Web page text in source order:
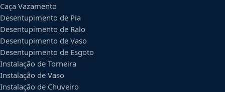
Caça Vazamento
Desentupimento de Pia
Desentupimento de Ralo
Desentupimento de Vaso
Desentupimento de Esgoto
Instalação de Torneira
Instalação de Vaso
Instalação de Chuveiro